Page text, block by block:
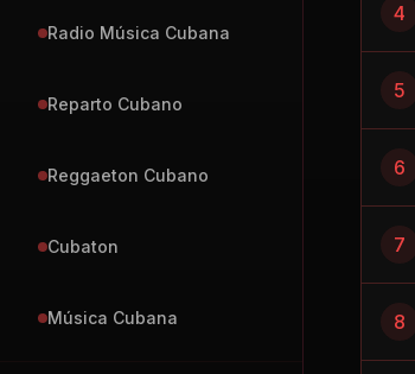
Radio Música Cubana
Reparto Cubano
Reggaeton Cubano
Cubaton
Música Cubana
4
5
6
7
8